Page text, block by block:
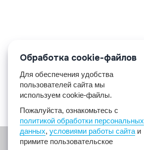
Обработка cookie-файлов
Для обеспечения удобства
пользователей сайта мы
используем cookie-файлы.
Пожалуйста, ознакомьтесь с
политикой обработки персональных
данных, условиями работы сайта и
примите пользовательское